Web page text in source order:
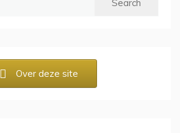
Over deze site